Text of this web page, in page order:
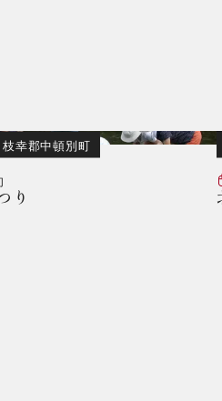
枝幸郡中頓別町
り